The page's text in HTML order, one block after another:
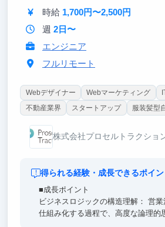
時給 1,700円〜2,500円
週 2日〜
エンジニア
フルリモート
Webデザイナー Webマーケティング
不動産業界
スタートアップ 服装髪型
株式会社プロセルトラクショ
得られる経験・成長できるポイン
■成長ポイント
ビジネスロジックの構造理解： 営業
仕組み化する過程で、高度な論理的